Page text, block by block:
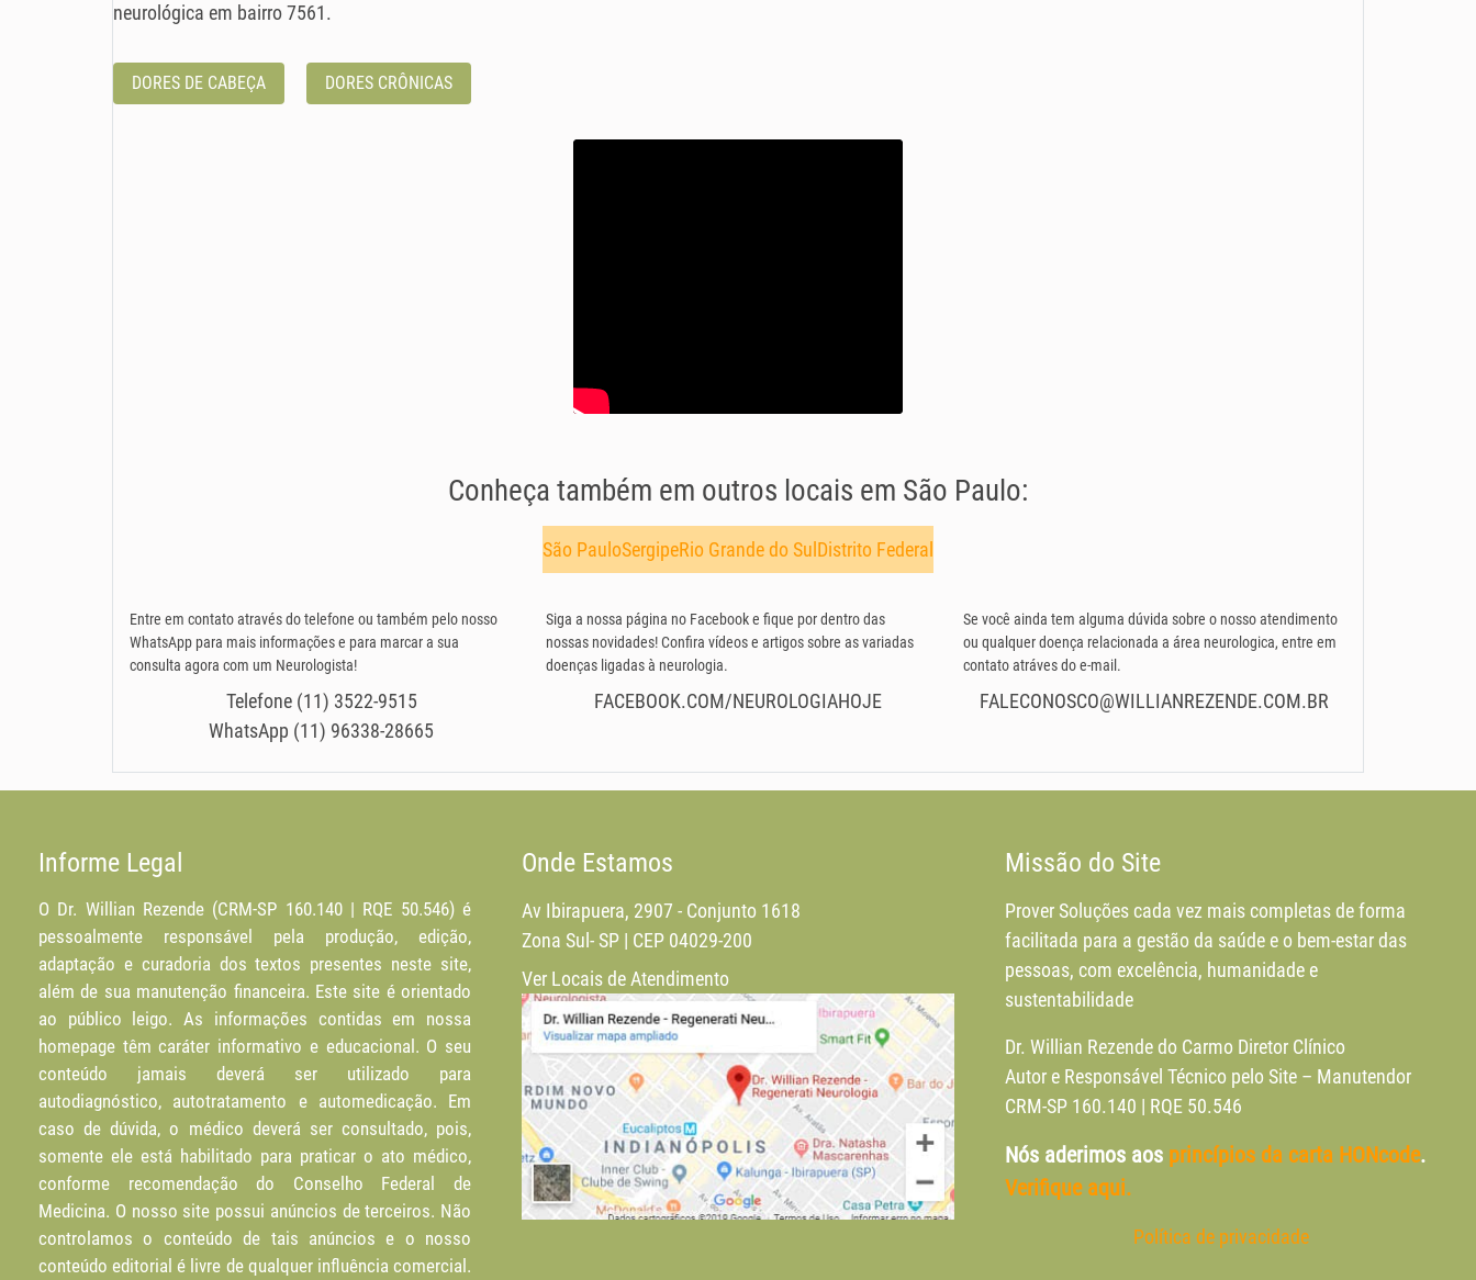
neurológica em bairro 7561.
DORES DE CABEÇA DORES CRÔNICAS
Conheça também em outros locais em São Paulo:
São PauloSergipeRio Grande do Sul Distrito Federal
Entre em contato através do telefone ou também pelo nosso
WhatsApp para mais informações e para marcar a sua
consulta agora com um Neurologista!
Telefone (11) 3522-9515
WhatsApp (11) 96338-28665
Siga a nossa página no Facebook e fique por dentro das
nossas novidades! Confira vídeos e artigos sobre as variadas
doenças ligadas à neurologia.
FACEBOOK.COM/NEUROLOGIAHOJE
Se você ainda tem alguma dúvida sobre o nosso atendimento
ou qualquer doença relacionada a área neurologica, entre em
contato atráves do e-mail.
FALECONOSCO@WILLIANREZENDE.COM.BR
Informe Legal
O Dr. Willian Rezende (CRM-SP 160.140 | RQE 50.546) é
pessoalmente responsável pela produção, edição,
adaptação e curadoria dos textos presentes neste site,
além de sua manutenção financeira. Este site é orientado
ao público leigo. As informações contidas em nossa
homepage têm caráter informativo e educacional. O seu
conteúdo jamais deverá ser utilizado para
autodiagnóstico, autotratamento e automedicação. Em
caso de dúvida, o médico deverá ser consultado, pois,
somente ele está habilitado para praticar o ato médico,
conforme recomendação do Conselho Federal de
Medicina. O nosso site possui anúncios de terceiros. Não
controlamos o conteúdo de tais anúncios e o nosso
conteúdo editorial é livre de qualquer influência comercial.
Onde Estamos
Av Ibirapuera, 2907 - Conjunto 1618
Zona Sul- SP | CEP 04029-200
Ver Locais de Atendimento
Missão do Site
Prover Soluções cada vez mais completas de forma
facilitada para a gestão da saúde e o bem-estar das
pessoas, com excelência, humanidade e
sustentabilidade
Dr. Willian Rezende do Carmo Diretor Clínico
Autor e Responsável Técnico pelo Site – Manutendor
CRM-SP 160.140 | RQE 50.546
Nós aderimos aos princípios da carta HONcode.
Verifique aqui.
Política de privacidade